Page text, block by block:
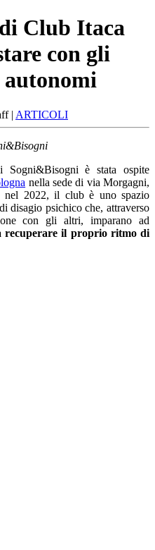
Club Itaca
con gli
| ARTICOLI
è stata ospite
nella sede di via Morgagni,
nel 2022, il club è uno spazio
disagio psichico che, attraverso
con gli altri, imparano ad
recuperare il proprio ritmo di